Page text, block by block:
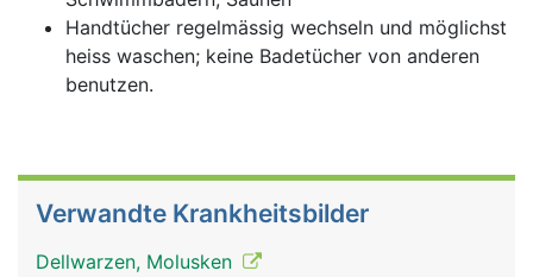
Handtücher regelmässig wechseln und möglichst
heiss waschen; keine Badetücher von anderen
benutzen.
Verwandte Krankheitsbilder
Dellwarzen, Molusken